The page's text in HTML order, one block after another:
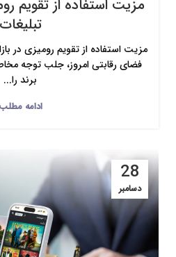
مزیت استفاده از تقویم
تبلیغات
مزیت استفاده از تقویم رومیزی در
فضای رقابتی امروز، جلب توجه
برند را...
ادامه مطلب
28
دسامبر